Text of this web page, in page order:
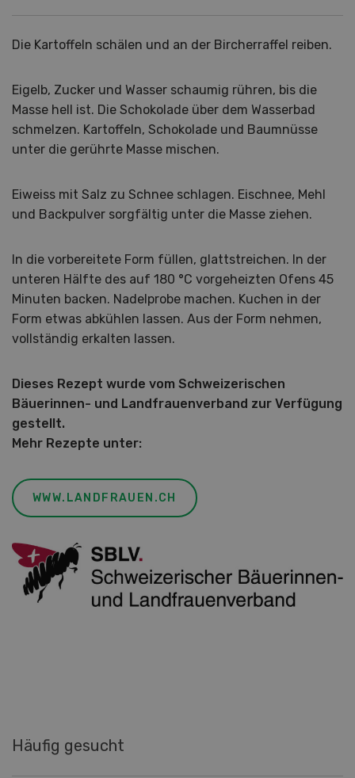
Die Kartoffeln schälen und an der Bircherraffel reiben.
Eigelb, Zucker und Wasser schaumig rühren, bis die
Masse hell ist. Die Schokolade über dem Wasserbad
schmelzen. Kartoffeln, Schokolade und Baumnüsse
unter die gerührte Masse mischen.
Eiweiss mit Salz zu Schnee schlagen. Eischnee, Mehl
und Backpulver sorgfältig unter die Masse ziehen.
In die vorbereitete Form füllen, glattstreichen. In der
unteren Hälfte des auf 180 °C vorgeheizten Ofens 45
Minuten backen. Nadelprobe machen. Kuchen in der
Form etwas abkühlen lassen. Aus der Form nehmen,
vollständig erkalten lassen.
Dieses Rezept wurde vom Schweizerischen
Bäuerinnen- und Landfrauenverband zur Verfügung
gestellt.
Mehr Rezepte unter:
WWW.LANDFRAUEN.CH
Häufig gesucht